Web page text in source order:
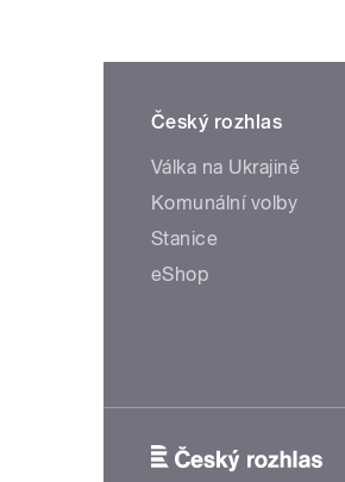
Český rozhlas
Válka na Ukrajině
Komunální volby
Stanice
eShop